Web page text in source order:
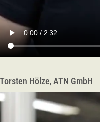
Torsten Hölze, ATN GmbH